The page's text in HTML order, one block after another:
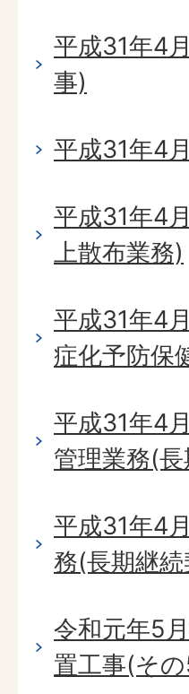
平成31年4
事)
平成31年4
平成31年4
上散布業務)
平成31年4
症化予防保
平成31年4
管理業務(
平成31年4
務(長期継続
令和元年5
置工事(そ